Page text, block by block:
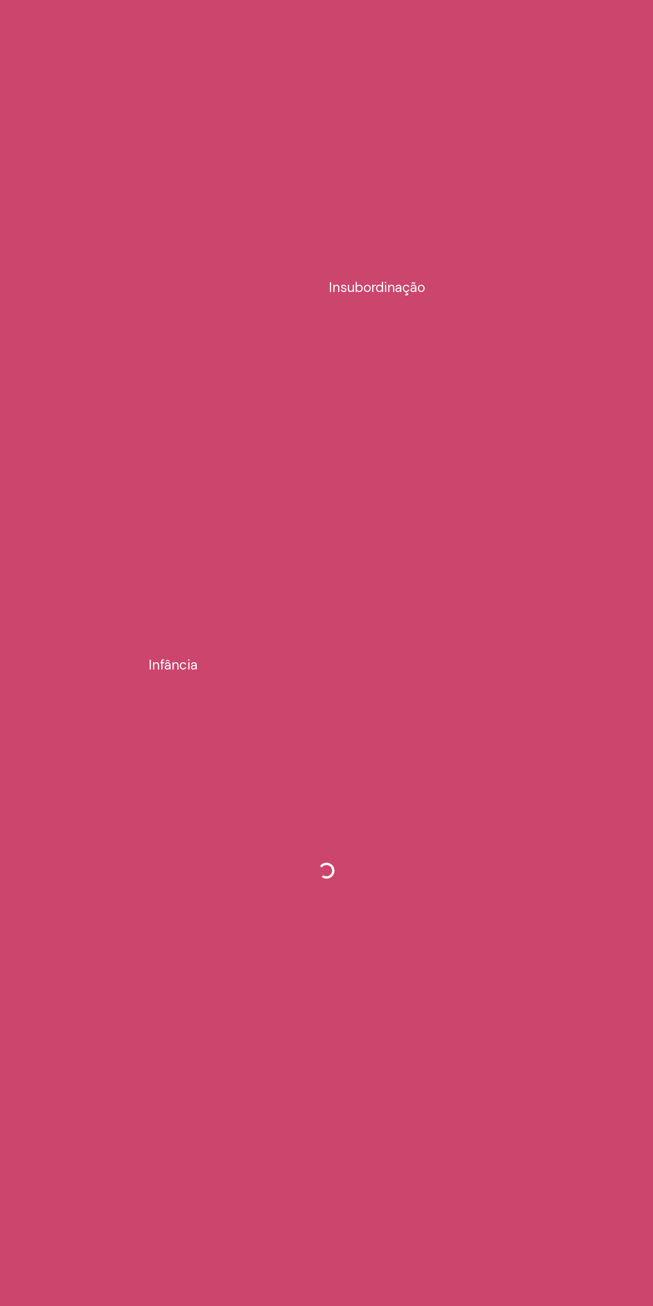
Insubordinação
Infância